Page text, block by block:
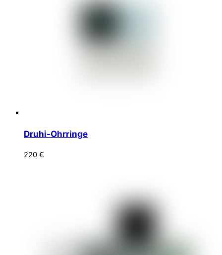
Druhi-Ohrringe
220 €